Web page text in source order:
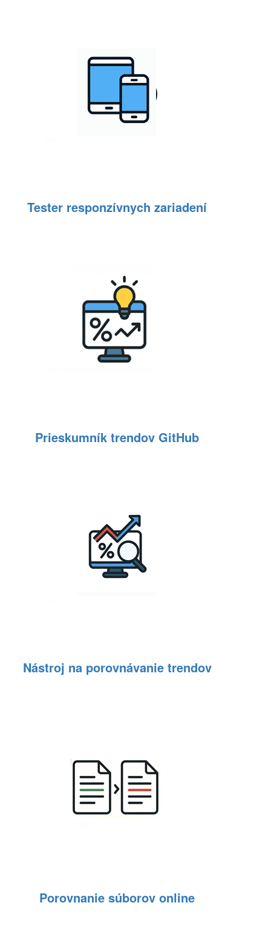
Tester responzívnych zariadení
Prieskumník trendov GitHub
Nástroj na porovnávanie trendov
Porovnanie súborov online